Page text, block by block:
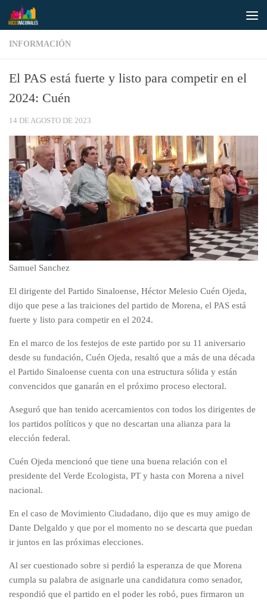
Saltar al contenido
INFORMACIÓN
El PAS está fuerte y listo para competir en el
2024: Cuén
14 DE AGOSTO DE 2023
Samuel Sanchez
El dirigente del Partido Sinaloense, Héctor Melesio Cuén Ojeda,
dijo que pese a las traiciones del partido de Morena, el PAS está
fuerte y listo para competir en el 2024.
En el marco de los festejos de este partido por su 11 aniversario
desde su fundación, Cuén Ojeda, resaltó que a más de una década
el Partido Sinaloense cuenta con una estructura sólida y están
convencidos que ganarán en el próximo proceso electoral.
Aseguró que han tenido acercamientos con todos los dirigentes de
los partidos políticos y que no descartan una alianza para la
elección federal.
Cuén Ojeda mencionó que tiene una buena relación con el
presidente del Verde Ecologista, PT y hasta con Morena a nivel
nacional.
En el caso de Movimiento Ciudadano, dijo que es muy amigo de
Dante Delgaldo y que por el momento no se descarta que puedan
ir juntos en las próximas elecciones.
Al ser cuestionado sobre si perdió la esperanza de que Morena
cumpla su palabra de asignarle una candidatura como senador,
respondió que el partido en el poder les robó, pues firmaron un